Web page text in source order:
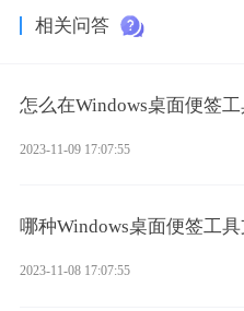
相关问答
怎么在Windows桌面便签
2023-11-09 17:07:55
哪种Windows桌面便签工
2023-11-08 17:07:55